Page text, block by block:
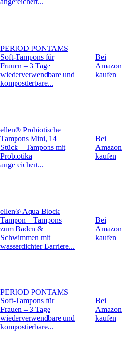
PERIOD PONTAMS
Soft-Tampons für
Frauen – 3 Tage
wiederverwendbare und
kompostierbare...
Bei
Amazon
kaufen
ellen® Probiotische
Tampons Mini, 14
Stück – Tampons mit
Probiotika
angereichert...
Bei
Amazon
kaufen
ellen® Aqua Block
Tampon – Tampons
zum Baden &
Schwimmen mit
wasserdichter Barriere...
Bei
Amazon
kaufen
PERIOD PONTAMS
Soft-Tampons für
Frauen – 3 Tage
wiederverwendbare und
kompostierbare...
Bei
Amazon
kaufen